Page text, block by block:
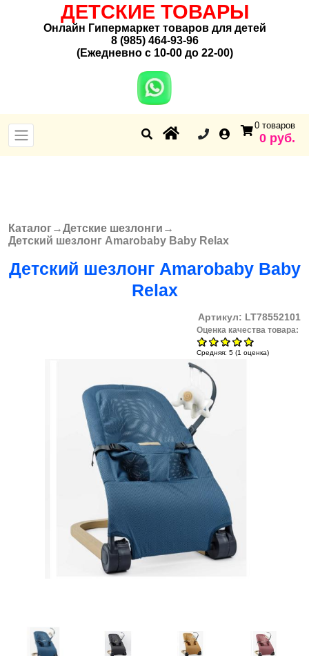
ДЕТСКИЕ ТОВАРЫ
Онлайн Гипермаркет товаров для детей
8 (985) 464-93-96
(Ежедневно с 10-00 до 22-00)
0 товаров
0 руб.
Вы здесь
Каталог→Детские шезлонги →
Детский шезлонг Amarobaby Baby Relax
Детский шезлонг Amarobaby Baby
Relax
Артикул: LT78552101
Оценка качества товара:
Средняя: 5 (1 оценка)